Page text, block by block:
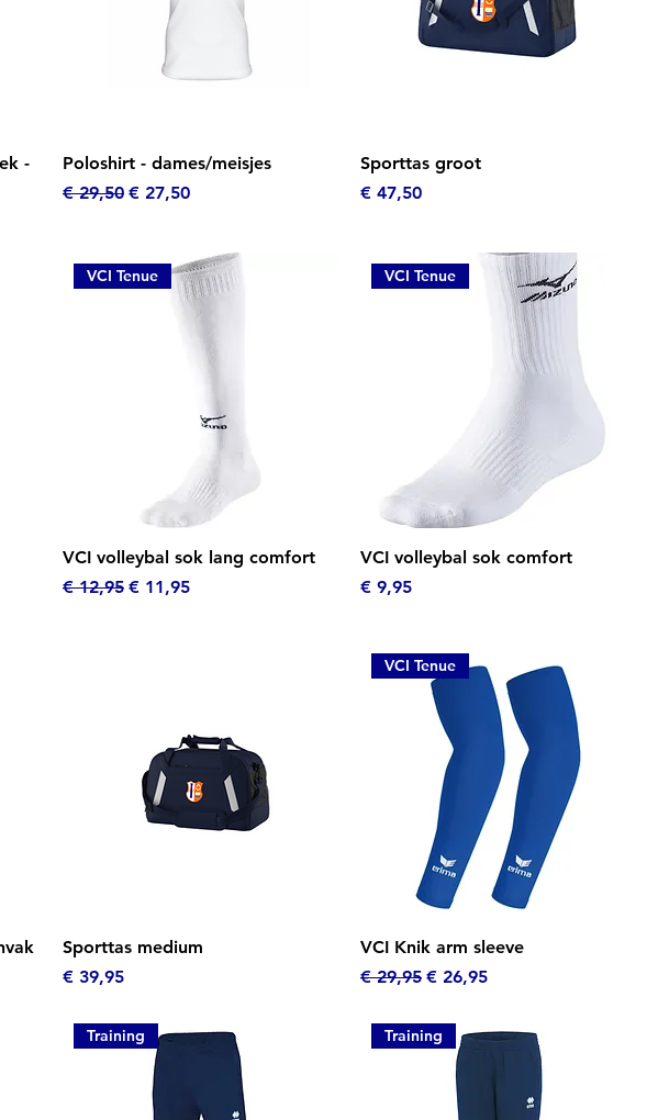
-
Snel overzicht
Poloshirt - dames/meisjes
Normale prijs
€ 29,50 Verkoopprijs
€ 27,50
Snel overzicht
Sporttas groot
Prijs
€ 47,50
Snel overzicht
VCI Tenue
VCI volleybal sok lang comfort
Normale prijs
€ 12,95 Verkoopprijs
€ 11,95
Snel overzicht
VCI Tenue
VCI volleybal sok comfort
Prijs
€ 9,95
Snel overzicht
Sporttas medium
Prijs
€ 39,95
Snel overzicht
VCI Tenue
VCI Knik arm sleeve
Normale prijs
€ 29,95 Verkoopprijs
€ 26,95
Training Training